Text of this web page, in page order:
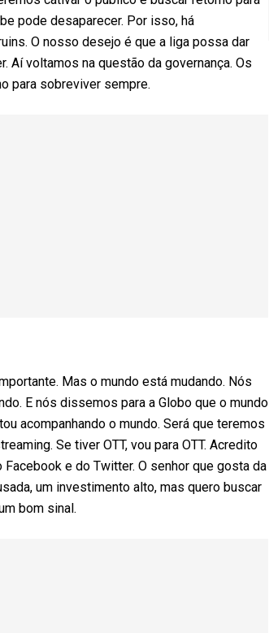
pode desaparecer. Por isso, há
O nosso desejo é que a liga possa dar
voltamos na questão da governança. Os
para sobreviver sempre.
Mas o mundo está mudando. Nós
E nós dissemos para a Globo que o mundo
acompanhando o mundo. Será que teremos
Se tiver OTT, vou para OTT. Acredito
e do Twitter. O senhor que gosta da
um investimento alto, mas quero buscar
bom sinal.